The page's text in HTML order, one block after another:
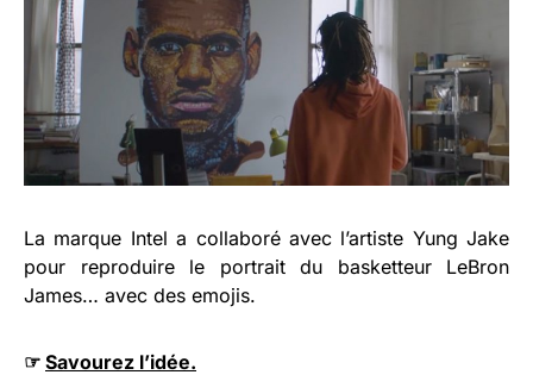
La marque Intel a collaboré avec l’artiste Yung Jake
pour reproduire le portrait du basketteur LeBron
James… avec des emojis.
☞ Savourez l’idée.